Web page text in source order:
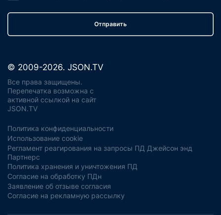
Отправить
© 2009-2026. JSON.TV
Все права защищены.
Перепечатка возможна с
активной ссылкой на сайт
JSON.TV
Политика конфиденциальности
Использование cookie
Регламент реагирования на запросы ПД Джейсон энд
Партнерс
Политика хранения и уничтожения ПД
Согласие на обработку ПДн
Заявление об отзыве согласия
Согласие на рекламную рассылку